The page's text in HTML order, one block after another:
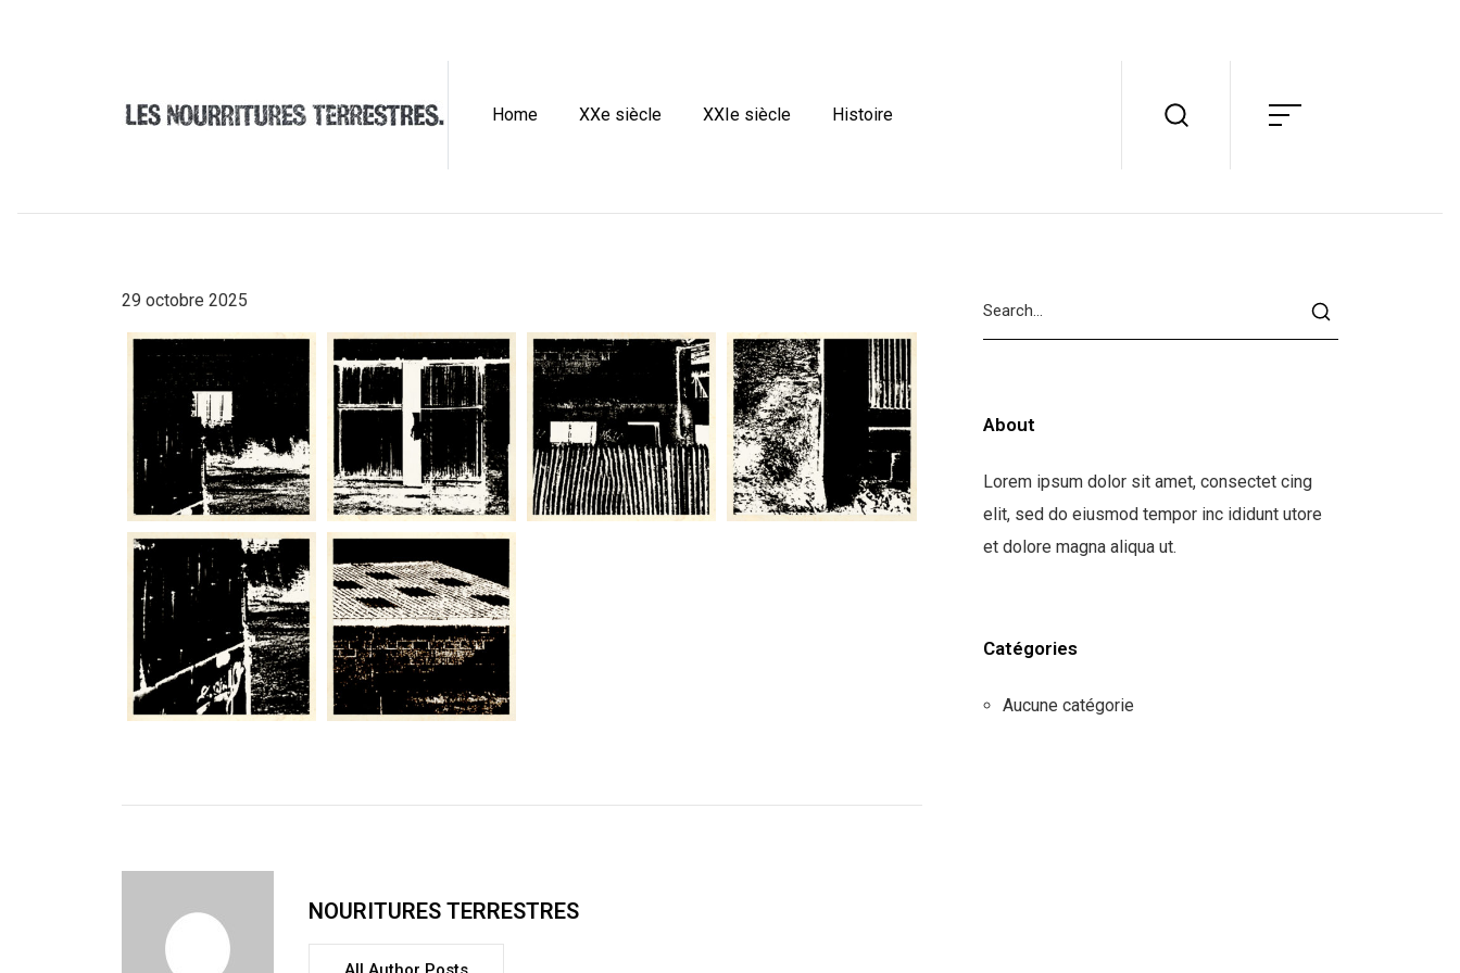
Home XXe siècle XXIe siècle Histoire
29 octobre 2025
NOURITURES TERRESTRES
About
Lorem ipsum dolor sit amet, consectet cing
elit, sed do eiusmod tempor inc ididunt utore
et dolore magna aliqua ut.
Catégories
Aucune catégorie